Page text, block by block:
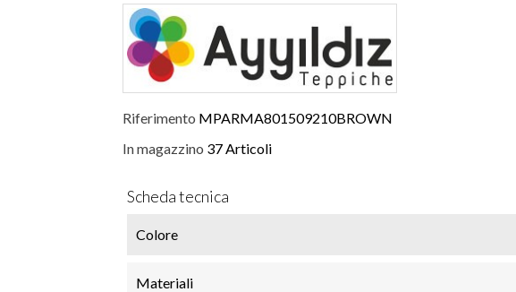
Riferimento MPARMA801509210BROWN
In magazzino 37 Articoli
Scheda tecnica
Colore
Materiali